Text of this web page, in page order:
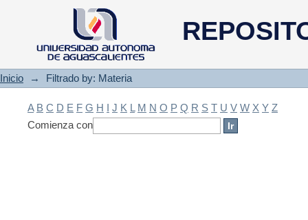
Filtrado by: Materia
Inicio → Filtrado by: Materia
A B C D E F G H I J K L M N O P Q R S T U V W X Y Z
Comienza con